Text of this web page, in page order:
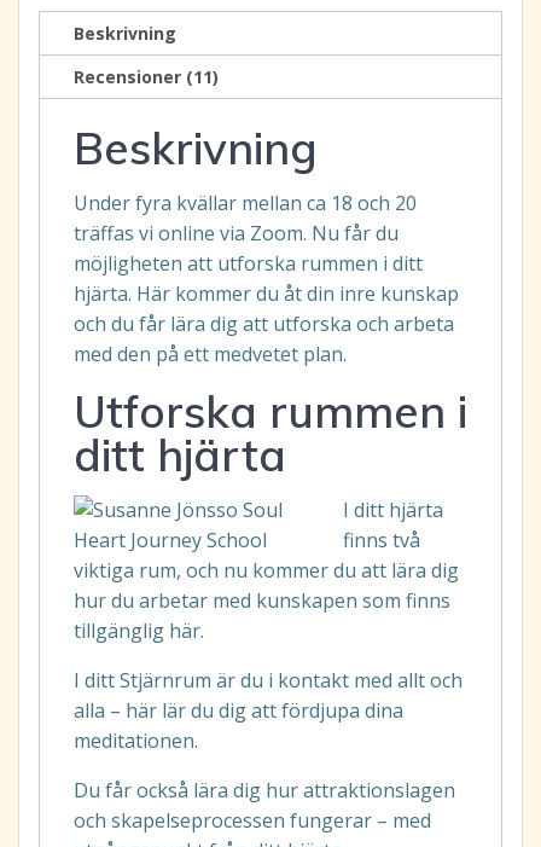
Beskrivning
Recensioner (11)
Beskrivning
Under fyra kvällar mellan ca 18 och 20
träffas vi online via Zoom. Nu får du
möjligheten att utforska rummen i ditt
hjärta. Här kommer du åt din inre kunskap
och du får lära dig att utforska och arbeta
med den på ett medvetet plan.
Utforska rummen i
ditt hjärta
I ditt hjärta
finns två
viktiga rum, och nu kommer du att lära dig
hur du arbetar med kunskapen som finns
tillgänglig här.
I ditt Stjärnrum är du i kontakt med allt och
alla – här lär du dig att fördjupa dina
meditationen.
Du får också lära dig hur attraktionslagen
och skapelseprocessen fungerar – med